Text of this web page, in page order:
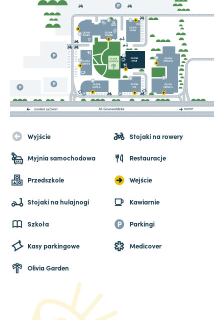
Wyjście Stojaki na rowery
Myjnia samochodowa Restauracje
Przedszkole Wejście
Stojaki na hulajnogi Kawiarnie
Szkoła Parkingi
Kasy parkingowe Medicover
Olivia Garden